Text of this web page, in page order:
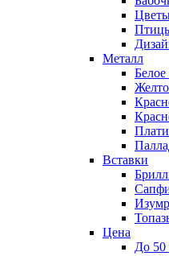
Металл
Белое
Вставки
Цена
До 50